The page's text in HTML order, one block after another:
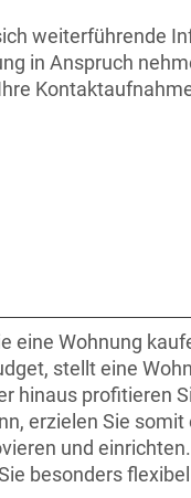
weiterführende
in Anspruch
eine Wohnung
stellt eine
hinaus profitieren
erzielen Sie
und
besonders